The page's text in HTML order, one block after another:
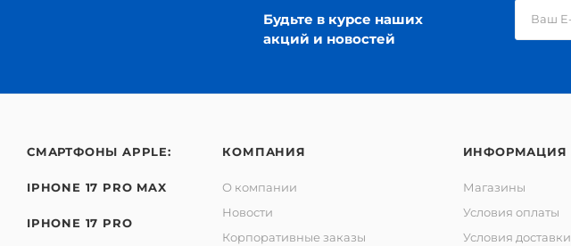
Будьте в курсе наших
акций и новостей
СМАРТФОНЫ APPLE:
IPHONE 17 PRO MAX
IPHONE 17 PRO
КОМПАНИЯ
О компании
Новости
Корпоративные заказы
ИНФОРМАЦИЯ
Магазины
Условия оплаты
Условия доставки